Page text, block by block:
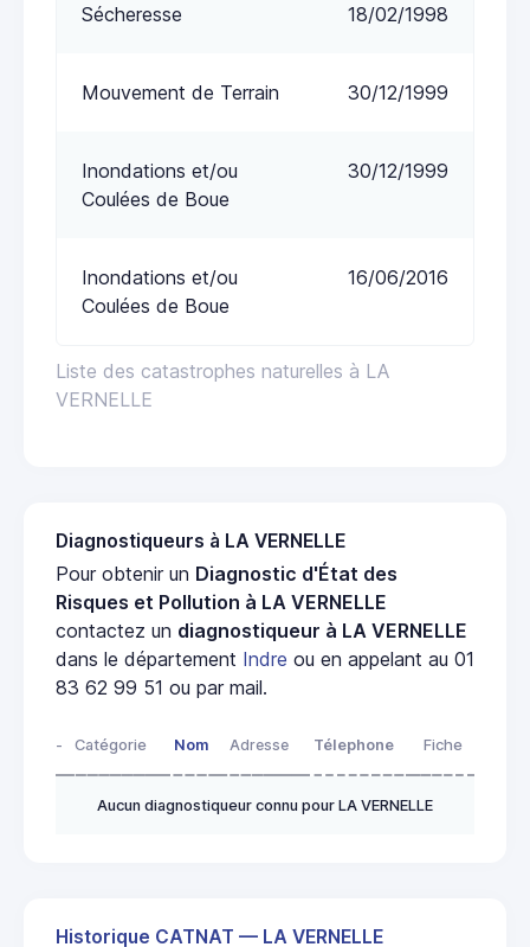
Liste des catastrophes naturelles à LA
VERNELLE
Sécheresse 18/02/1998
Mouvement de Terrain 30/12/1999
Inondations et/ou
Coulées de Boue
30/12/1999
Inondations et/ou
Coulées de Boue
16/06/2016
Diagnostiqueurs à LA VERNELLE
Pour obtenir un Diagnostic d'État des
Risques et Pollution à LA VERNELLE
contactez un diagnostiqueur à LA VERNELLE
dans le département Indre ou en appelant au 01
83 62 99 51 ou par mail.
- Catégorie Nom Adresse Télephone Fiche
Aucun diagnostiqueur connu pour LA VERNELLE
Historique CATNAT — LA VERNELLE